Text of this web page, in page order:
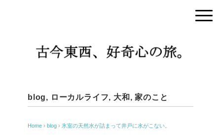
blog, ローカルライフ, 大和 ,家のこと
Home › blog › 氷室の天然水が詰まって井戸に水がこない。